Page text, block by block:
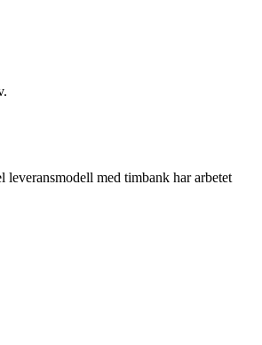
leveransmodell med timbank har arbetet